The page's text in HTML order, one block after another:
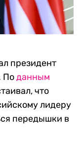
президент
Поданным
что
лидеру
передышки в